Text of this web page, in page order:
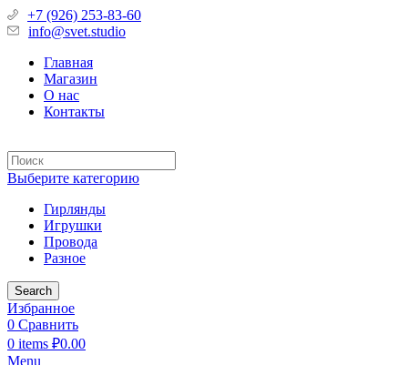
+7 (926) 253-83-60
info@svet.studio
Главная
Магазин
О нас
Контакты
Выберите категорию
Гирлянды
Игрушки
Провода
Разное
Search
Избранное
0 Сравнить
0 items ₽0.00
Menu